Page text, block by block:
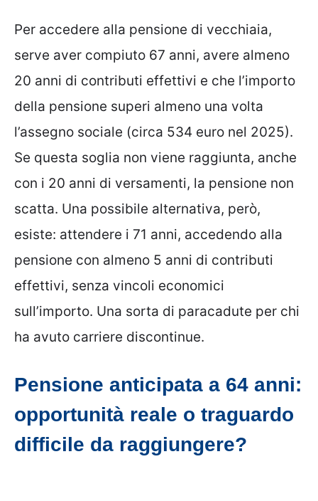
Per accedere alla pensione di vecchiaia,
serve aver compiuto 67 anni, avere almeno
20 anni di contributi effettivi e che l’importo
della pensione superi almeno una volta
l’assegno sociale (circa 534 euro nel 2025).
Se questa soglia non viene raggiunta, anche
con i 20 anni di versamenti, la pensione non
scatta. Una possibile alternativa, però,
esiste: attendere i 71 anni, accedendo alla
pensione con almeno 5 anni di contributi
effettivi, senza vincoli economici
sull’importo. Una sorta di paracadute per chi
ha avuto carriere discontinue.
Pensione anticipata a 64 anni:
opportunità reale o traguardo
difficile da raggiungere?